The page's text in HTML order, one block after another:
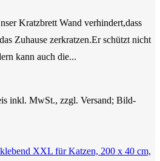
Kratzbrett Wand verhindert,dass
Zuhause zerkratzen.Er schützt nicht
kann auch die...
inkl. MwSt., zzgl. Versand; Bild-